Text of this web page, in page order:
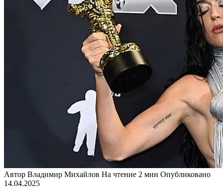
Автор Владимир Михайлов На чтение 2 мин Опубликовано
14.04.2025